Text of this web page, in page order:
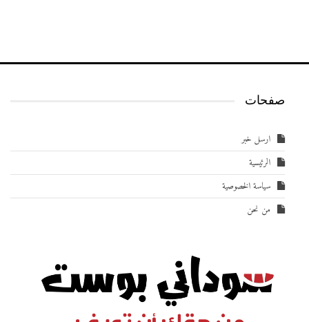
صفحات
ارسل خبر
الرئيسية
سياسة الخصوصية
من نحن